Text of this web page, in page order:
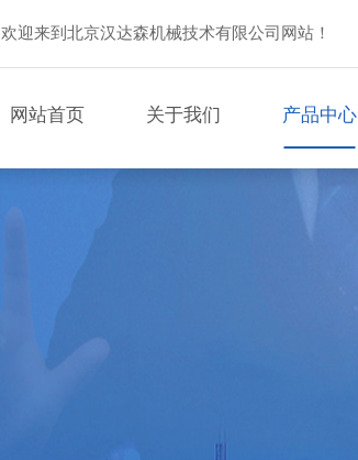
欢迎来到北京汉达森机械技术有限公司网站！
网站首页 关于我们 产品中心